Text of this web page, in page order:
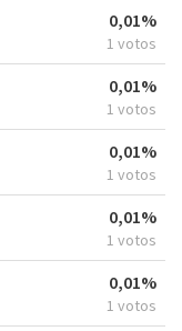
0,01%
1 votos
0,01%
1 votos
0,01%
1 votos
0,01%
1 votos
0,01%
1 votos